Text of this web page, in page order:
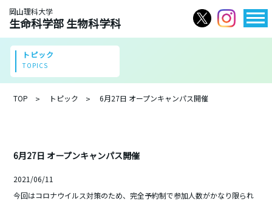
岡山理科大学
生命科学部 生物科学科
トピック
TOPICS
TOP トピック 6月27日 オープンキャンパス開催
6月27日 オープンキャンパス開催
2021/06/11
今回はコロナウイルス対策のため、完全予約制で参加人数がかなり限られ